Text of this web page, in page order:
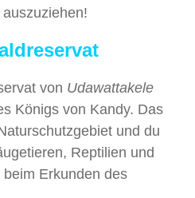
von Udawattakele
Königs von Kandy. Das
und du
Reptilien und
Erkunden des